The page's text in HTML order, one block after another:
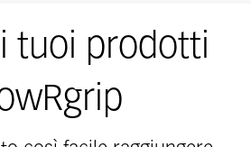
tuoi prodotti